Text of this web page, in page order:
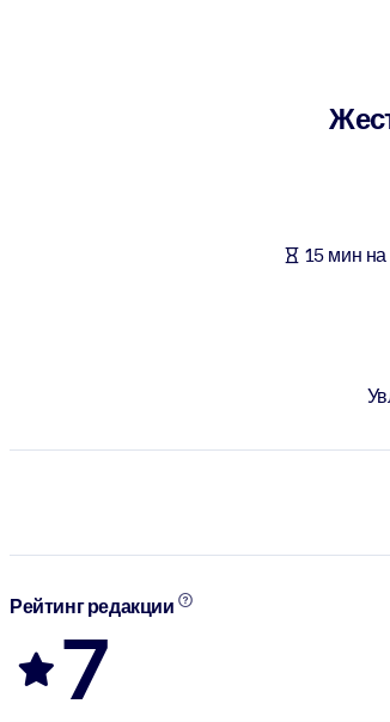
Для корпоративных библиотек
Обогатите корпоративную библиотеку
Используйте надежные структурированные
15 мин на
Рейтинг редакции
7